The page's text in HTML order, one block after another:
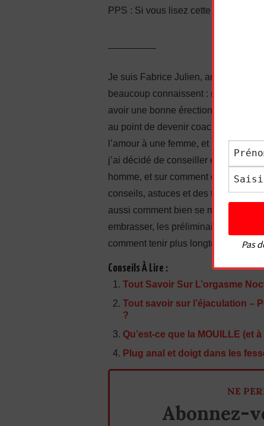
PPS : Si vous lisez cette ligne,
Je suis Fabrice Julien, ancien timide
beaucoup connaissent : manque de
avoir une bonne érection,
au point de devenir coach en
l’amour à une femme, et même à
j’ai décidé de conseiller également
homme, et sur comment donner du
conseils, astuces et des techniques
aussi comment bien se masturber.
embrasser, les préliminaires,
comment tenir plus longtemps,
Conseils À Lire :
Tout Savoir Sur L’orgasme
Tout savoir sur l’éjaculation –
?
Qu’est-ce que la MOUILLE (et
Plug anal et doigt dans les
NE
Abonnez-
Pas